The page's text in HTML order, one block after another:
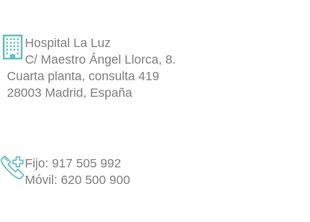
Hospital La Luz
C/ Maestro Ángel Llorca, 8.
Cuarta planta, consulta 419
28003 Madrid, España
Fijo: 917 505 992
Móvil: 620 500 900